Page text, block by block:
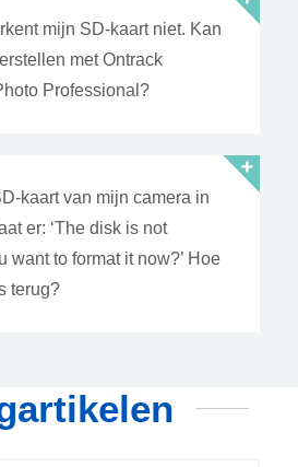
mijn SD-kaart niet. Kan
met Ontrack
Professional?
kaart van mijn camera in
er: ‘The disk is not
want to format it now?’ Hoe
terug?